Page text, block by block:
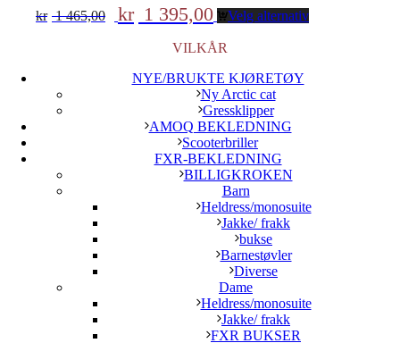
kr 1 465,00
Opprinnelig
pris
465,00.
kr 1 395,00 Nåværende
pris
er:
kr 1
395,00.
Velg alternativ
VILKÅR
NYE/BRUKTE KJØRETØY
Ny Arctic cat
Gressklipper
AMOQ BEKLEDNING
Scooterbriller
FXR-BEKLEDNING
BILLIGKROKEN
Barn
Heldress/monosuite
Jakke/ frakk
bukse
Barnestøvler
Diverse
Dame
Heldress/monosuite
Jakke/ frakk
FXR BUKSER